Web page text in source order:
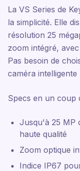
La VS Series de
la simplicité. Elle
résolution 25
zoom intégré,
Pas besoin de
caméra
Specs en un
Jusqu'à 25 MP
haute qualité
Zoom optique
Indice IP67